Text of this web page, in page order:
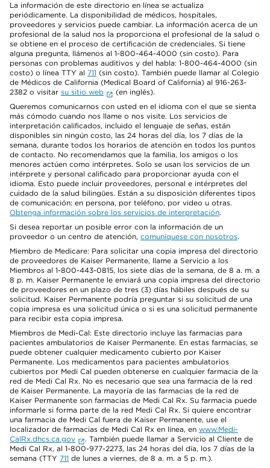
La información de este directorio en línea se actualiza
periódicamente. La disponibilidad de médicos, hospitales,
proveedores y servicios puede cambiar. La información acerca de un
profesional de la salud nos la proporciona el profesional de la salud o
se obtiene en el proceso de certificación de credenciales. Si tiene
alguna pregunta, llámenos al 1-800-464-4000 (sin costo). Para
personas con problemas auditivos y del habla: 1-800-464-4000 (sin
costo) o línea TTY al 711 (sin costo). También puede llamar al Colegio
de Médicos de California (Medical Board of California) al 916-263-
2382 o visitar su sitio web
(en inglés).
Queremos comunicarnos con usted en el idioma con el que se sienta
más cómodo cuando nos llame o nos visite. Los servicios de
interpretación calificados, incluido el lenguaje de señas, están
disponibles sin ningún costo, las 24 horas del día, los 7 días de la
semana, durante todos los horarios de atención en todos los puntos
de contacto. No recomendamos que la familia, los amigos o los
menores actúen como intérpretes. Solo se usan los servicios de un
intérprete y personal calificado para proporcionar ayuda con el
idioma. Esto puede incluir proveedores, personal e intérpretes del
cuidado de la salud bilingües. Están a su disposición diferentes tipos
de comunicación: en persona, por teléfono, por video u otras.
Obtenga información sobre los servicios de interpretación.
Si desea reportar un posible error con la información de un
proveedor o un centro de atención, comuníquese con nosotros.
Miembro de Medicare: Para solicitar una copia impresa del directorio
de proveedores de Kaiser Permanente, llame a Servicio a los
Miembros al 1-800-443-0815, los siete días de la semana, de 8 a. m. a
8 p. m. Kaiser Permanente le enviará una copia impresa del directorio
de proveedores en un plazo de tres (3) días hábiles después de su
solicitud. Kaiser Permanente podría preguntar si su solicitud de una
copia impresa es una solicitud única o si es una solicitud permanente
para recibir esta copia impresa.
Miembros de Medi-Cal: Este directorio incluye las farmacias para
pacientes ambulatorios de Kaiser Permanente. En estas farmacias, se
puede obtener cualquier medicamento cubierto por Kaiser
Permanente. Los medicamentos para pacientes ambulatorios
cubiertos por Medi Cal pueden obtenerse en cualquier farmacia de la
red de Medi Cal Rx. No es necesario que sea una farmacia de la red
de Kaiser Permanente. La mayoría de las farmacias de la red de
Kaiser Permanente son farmacias de Medi Cal Rx. Su farmacia puede
informarle si forma parte de la red Medi Cal Rx. Si quiere encontrar
una farmacia de Medi Cal fuera de Kaiser Permanente, use el
localizador de farmacias de Medi Cal Rx en línea, en www.Medi-
CalRx.dhcs.ca.gov
. También puede llamar a Servicio al Cliente de
Medi Cal Rx, al 1-800-977-2273, las 24 horas del día, los 7 días de la
semana (TTY 711 de lunes a viernes, de 8 a. m. a 5 p. m.).